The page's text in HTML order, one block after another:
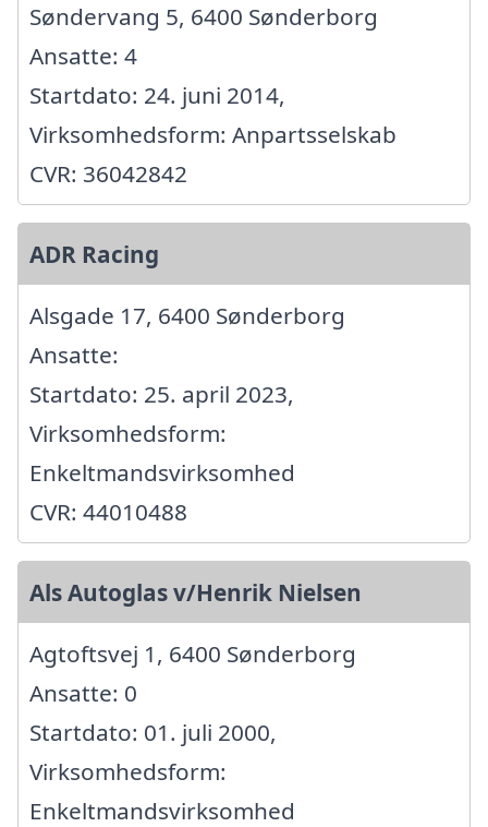
Søndervang 5, 6400 Sønderborg
Ansatte: 4
Startdato: 24. juni 2014,
Virksomhedsform: Anpartsselskab
CVR: 36042842
ADR Racing
Alsgade 17, 6400 Sønderborg
Ansatte:
Startdato: 25. april 2023,
Virksomhedsform:
Enkeltmandsvirksomhed
CVR: 44010488
Als Autoglas v/Henrik Nielsen
Agtoftsvej 1, 6400 Sønderborg
Ansatte: 0
Startdato: 01. juli 2000,
Virksomhedsform:
Enkeltmandsvirksomhed